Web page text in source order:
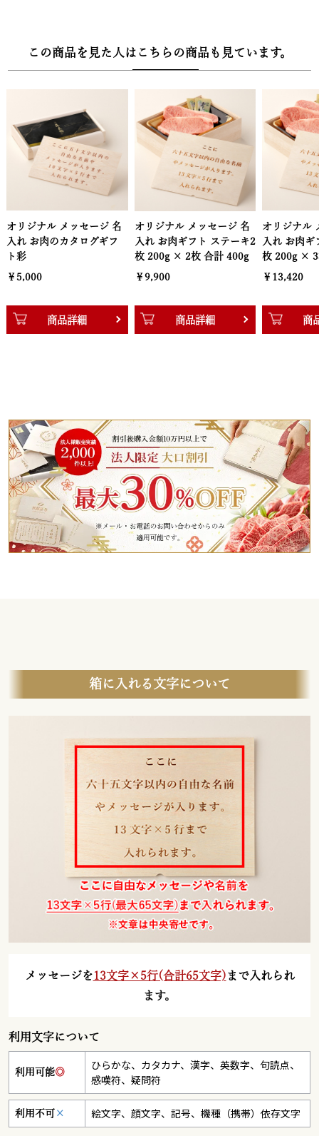
この商品を見た人はこちらの商品も見ています。
メッセージ 名
のカタログギフ
商品詳細
オリジナル メッセージ 名
入れ お肉ギフト ステーキ2
枚 200g × 2枚 合計 400g
商品詳細
オリジナル メッセー
入れ お肉ギフト ステ
枚 200g × 3枚 合計
商品詳細
箱に入れる文字について
メッセージを13文字×5行(合計65文字)まで入れられ
ます。
利用文字について
利用可能◎
ひらかな、カタカナ、漢字、英数字、句読点、
感嘆符、疑問符
利用不可 ×
絵文字、顔文字、記号、機種（携帯）依存文字